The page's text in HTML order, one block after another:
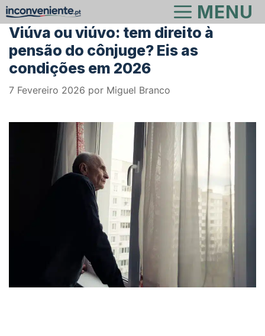
Saltar
para
conteúdo
MENU
Viúva ou viúvo: tem direito à
pensão do cônjuge? Eis as
condições em 2026
7 Fevereiro 2026 por Miguel Branco